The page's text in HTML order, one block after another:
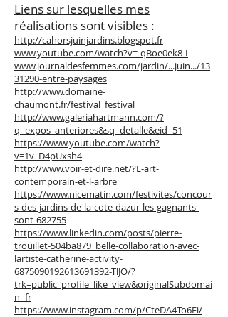
Liens sur lesquelles mes
réalisations sont visibles :
http://cahorsjuinjardins.blogspot.fr
www.youtube.com/watch?v=-qBoe0ek8-I
www.journaldesfemmes.com/jardin/...juin.../13
31290-entre-paysages
http://www.domaine-
chaumont.fr/festival_festival
http://www.galeriahartmann.com/?
q=expos_anteriores&sq=detalle&eid=51
https://www.youtube.com/watch?
v=1v_D4pUxsh4
http://www.voir-et-dire.net/?L-art-
contemporain-et-l-arbre
https://www.nicematin.com/festivites/concour
s-des-jardins-de-la-cote-dazur-les-gagnants-
sont-682755
https://www.linkedin.com/posts/pierre-
trouillet-504ba879_belle-collaboration-avec-
lartiste-catherine-activity-
6875090192613691392-TlJO/?
trk=public_profile_like_view&originalSubdomai
n=fr
https://www.instagram.com/p/CteDA4To6Ei/